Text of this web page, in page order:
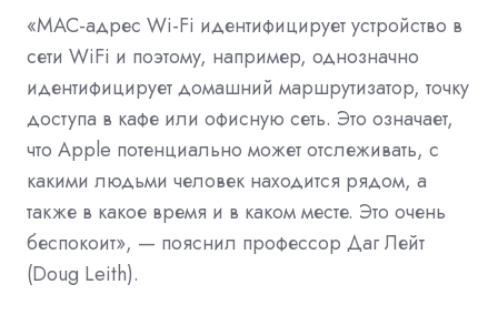
«MAC-адрес Wi-Fi идентифицирует устройство в
сети WiFi и поэтому, например, однозначно
идентифицирует домашний маршрутизатор, точку
доступа в кафе или офисную сеть. Это означает,
что Apple потенциально может отслеживать, с
какими людьми человек находится рядом, а
также в какое время и в каком месте. Это очень
беспокоит», — пояснил профессор Даг Лейт
(Doug Leith).